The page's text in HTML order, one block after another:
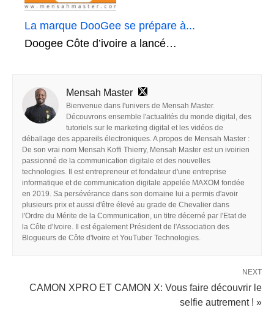
La marque DooGee se prépare à...
Doogee Côte d’ivoire a lancé…
Mensah Master
Bienvenue dans l'univers de Mensah Master.
Découvrons ensemble l'actualités du monde digital, des
tutoriels sur le marketing digital et les vidéos de
déballage des appareils électroniques. A propos de Mensah Master :
De son vrai nom Mensah Koffi Thierry, Mensah Master est un ivoirien
passionné de la communication digitale et des nouvelles
technologies. Il est entrepreneur et fondateur d'une entreprise
informatique et de communication digitale appelée MAXOM fondée
en 2019. Sa persévérance dans son domaine lui a permis d'avoir
plusieurs prix et aussi d'être élevé au grade de Chevalier dans
l'Ordre du Mérite de la Communication, un titre décerné par l'Etat de
la Côte d'Ivoire. Il est également Président de l'Association des
Blogueurs de Côte d'Ivoire et YouTuber Technologies.
NEXT
CAMON XPRO ET CAMON X: Vous faire découvrir le
selfie autrement ! »